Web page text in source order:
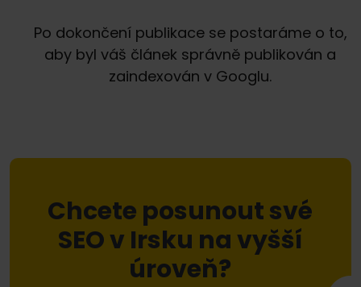
Po dokončení publikace se postaráme o to,
aby byl váš článek správně publikován a
zaindexován v Googlu.
Chcete posunout své
SEO v Irsku na vyšší
úroveň?